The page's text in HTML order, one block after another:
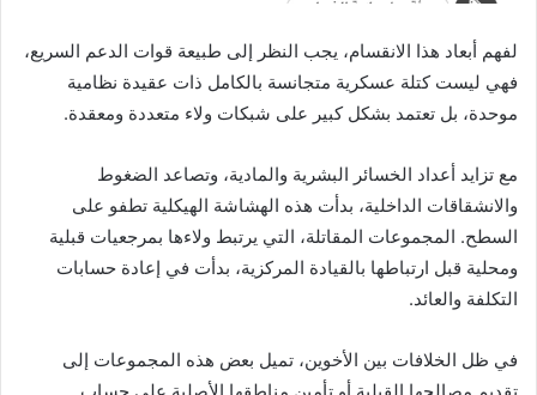
لفهم أبعاد هذا الانقسام، يجب النظر إلى طبيعة قوات الدعم السريع،
فهي ليست كتلة عسكرية متجانسة بالكامل ذات عقيدة نظامية
موحدة، بل تعتمد بشكل كبير على شبكات ولاء متعددة ومعقدة.
مع تزايد أعداد الخسائر البشرية والمادية، وتصاعد الضغوط
والانشقاقات الداخلية، بدأت هذه الهشاشة الهيكلية تطفو على
السطح. المجموعات المقاتلة، التي يرتبط ولاءها بمرجعيات قبلية
ومحلية قبل ارتباطها بالقيادة المركزية، بدأت في إعادة حسابات
التكلفة والعائد.
في ظل الخلافات بين الأخوين، تميل بعض هذه المجموعات إلى
تقديم مصالحها القبلية أو تأمين مناطقها الأصلية على حساب